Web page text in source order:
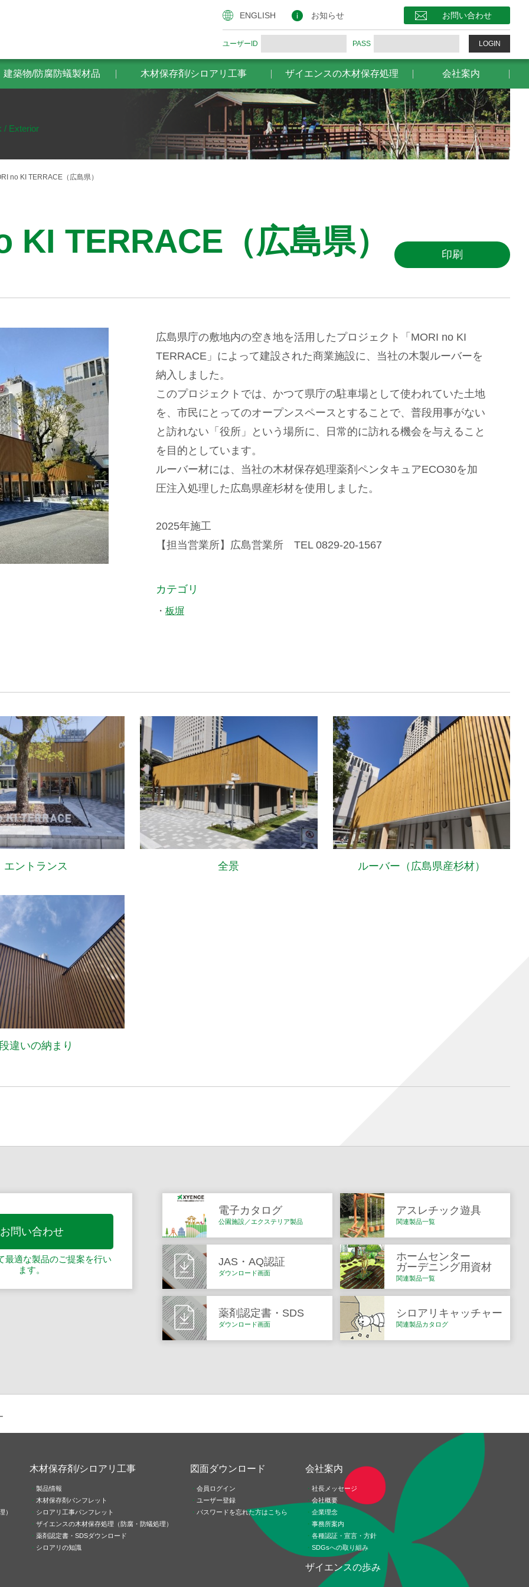
ENGLISH お知らせ お問い合わせ
ユーザーID PASS LOGIN
建築物/防腐防蟻製材品 木材保存剤/シロアリ工事 ザイエンスの木材保存処理 会社案内
/ Exterior
no KI TERRACE（広島県）
KI TERRACE（広島県） 印刷
広島県庁の敷地内の空き地を活用したプロジェクト「MORI no KI
TERRACE」によって建設された商業施設に、当社の木製ルーバーを
納入しました。
このプロジェクトでは、かつて県庁の駐車場として使われていた土地
を、市民にとってのオープンスペースとすることで、普段用事がない
と訪れない「役所」という場所に、日常的に訪れる機会を与えること
を目的としています。
ルーバー材には、当社の木材保存処理薬剤ペンタキュアECO30を加
圧注入処理した広島県産杉材を使用しました。
2025年施工
【担当営業所】広島営業所 TEL 0829-20-1567
カテゴリ
板塀
エントランス 全景 ルーバー（広島県産杉材）
違いの納まり
お問い合わせ
最適な製品のご提案を行い
ます。
電子カタログ
公園施設／エクステリア製品
アスレチック遊具
関連製品一覧
JAS・AQ認証
ダウンロード画面
ホームセンター
ガーデニング用資材
関連製品一覧
薬剤認定書・SDS
ダウンロード画面
シロアリキャッチャー
関連製品カタログ
）
木材保存剤/シロアリ工事
製品情報
木材保存剤パンフレット
シロアリ工事パンフレット
ザイエンスの木材保存処理（防腐・防蟻処理）
薬剤認定書・SDSダウンロード
シロアリの知識
図面ダウンロード
会員ログイン
ユーザー登録
パスワードを忘れた方はこちら
会社案内
社長メッセージ
会社概要
企業理念
事務所案内
各種認証・宣言・方針
SDGsへの取り組み
ザイエンスの歩み
ザイエンスの木材保存処理 会社案内 お問い合わせ